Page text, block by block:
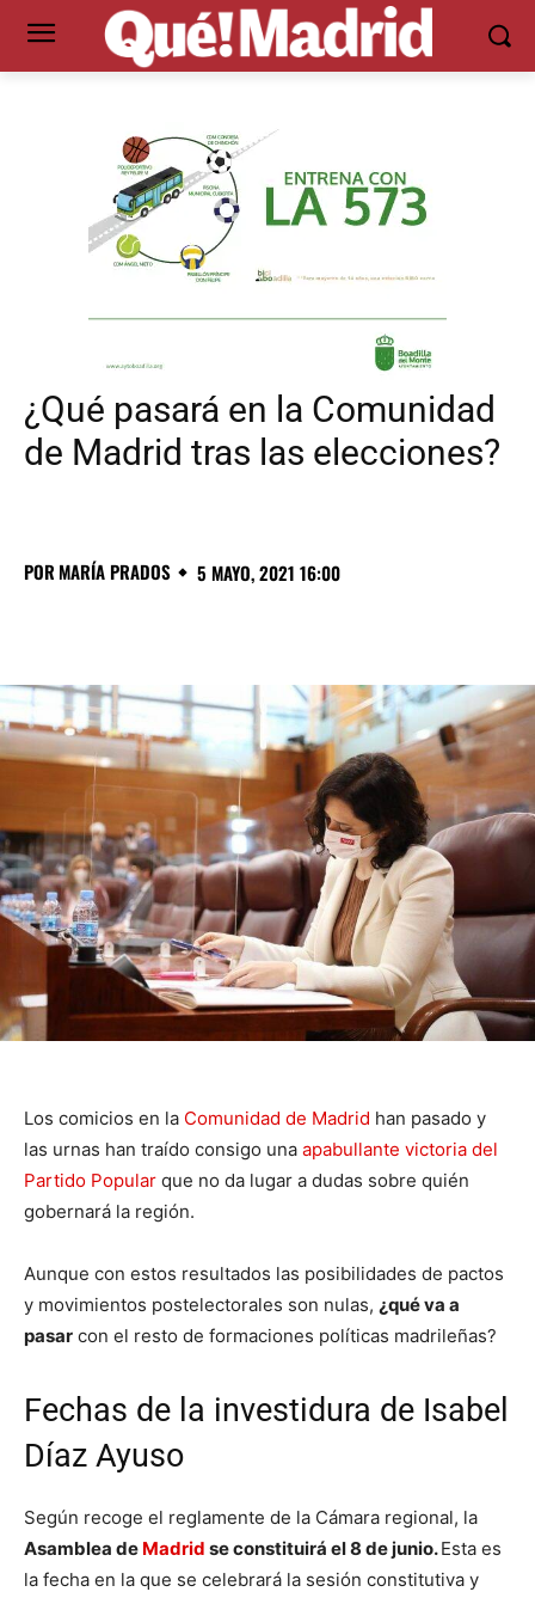
¿Qué pasará en la Comunidad
de Madrid tras las elecciones?
PORMARÍA PRADOS 5 MAYO, 2021 16:00
Los comicios en la Comunidad de Madrid han pasado y
las urnas han traído consigo una apabullante victoria del
Partido Popular que no da lugar a dudas sobre quién
gobernará la región.
Aunque con estos resultados las posibilidades de pactos
y movimientos postelectorales son nulas, ¿qué va a
pasar con el resto de formaciones políticas madrileñas?
Fechas de la investidura de Isabel
Díaz Ayuso
Según recoge el reglamente de la Cámara regional, la
Asamblea de Madrid se constituirá el 8 de junio.Esta es
la fecha en la que se celebrará la sesión constitutiva y